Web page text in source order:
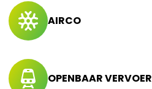
AIRCO
OPENBAAR VERVOER